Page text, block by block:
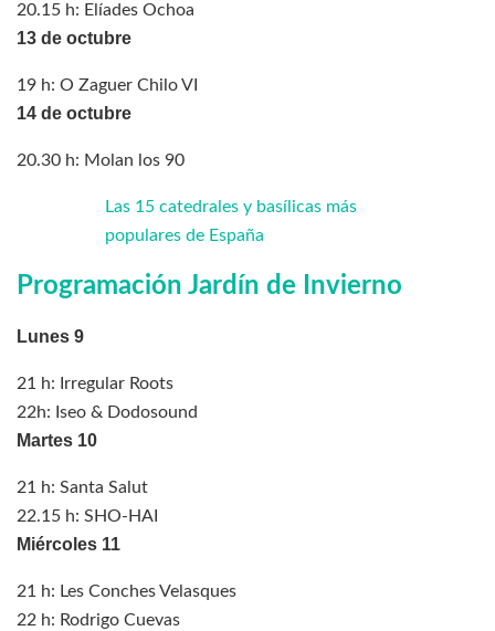
20.15 h: Elíades Ochoa
13 de octubre
19 h: O Zaguer Chilo VI
14 de octubre
20.30 h: Molan los 90
Las 15 catedrales y basílicas más
populares de España
Programación Jardín de Invierno
Lunes 9
21 h: Irregular Roots
22h: Iseo & Dodosound
Martes 10
21 h: Santa Salut
22.15 h: SHO-HAI
Miércoles 11
21 h: Les Conches Velasques
22 h: Rodrigo Cuevas